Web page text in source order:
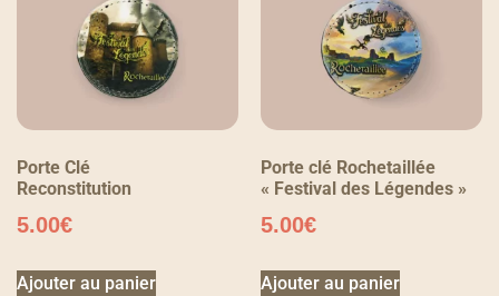
Porte Clé
Reconstitution
5.00€
Ajouter au panier
Porte clé Rochetaillée
« Festival des Légendes »
5.00€
Ajouter au panier